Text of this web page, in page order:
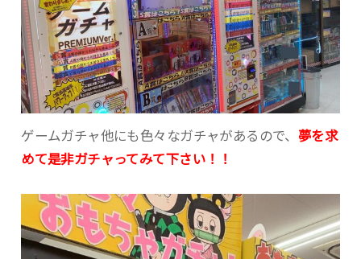
ゲームガチャ他にも色々なガチャがあるので、 夢を求
めて是非ガチャってみて下さい！！